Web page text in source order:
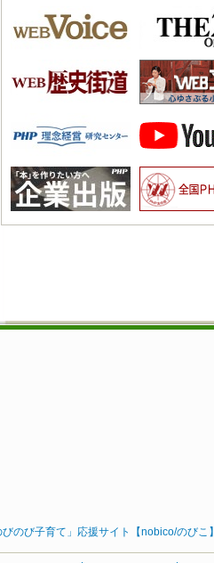
のび子育て」応援サイト【nobico/のびこ】